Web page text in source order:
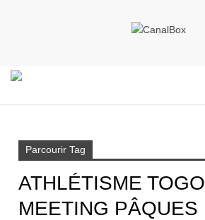
Parcourir Tag
ATHLÉTISME TOGO
MEETING PÂQUES